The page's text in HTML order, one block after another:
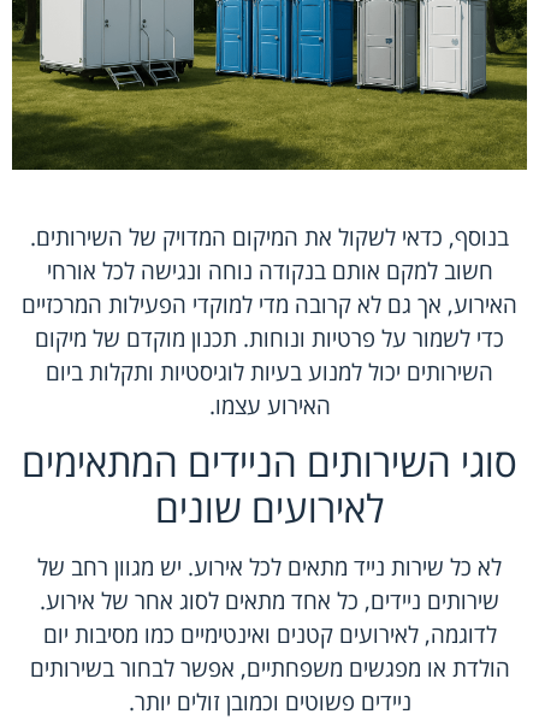
בנוסף, כדאי לשקול את המיקום המדויק של השירותים.
חשוב למקם אותם בנקודה נוחה ונגישה לכל אורחי
האירוע, אך גם לא קרובה מדי למוקדי הפעילות המרכזיים
כדי לשמור על פרטיות ונוחות. תכנון מוקדם של מיקום
השירותים יכול למנוע בעיות לוגיסטיות ותקלות ביום
האירוע עצמו.
סוגי השירותים הניידים המתאימים
לאירועים שונים
לא כל שירות נייד מתאים לכל אירוע. יש מגוון רחב של
שירותים ניידים, כל אחד מתאים לסוג אחר של אירוע.
לדוגמה, לאירועים קטנים ואינטימיים כמו מסיבות יום
הולדת או מפגשים משפחתיים, אפשר לבחור בשירותים
ניידים פשוטים וכמובן זולים יותר.